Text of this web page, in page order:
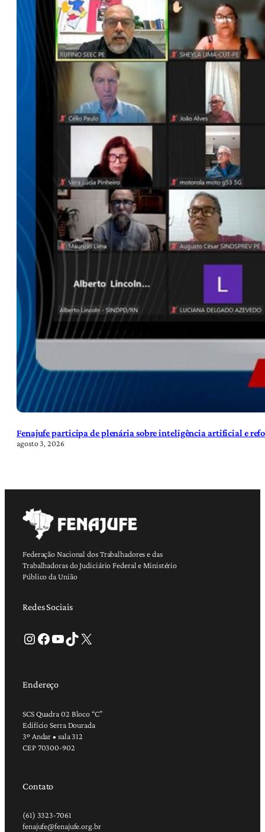
Fenajufe participa de plenária sobre inteligência artificial e
agosto 3, 2026
Federação Nacional dos Trabalhadores e das
Trabalhadoras do Judiciário Federal e Ministério
Público da União
Redes Sociais
Instagram Facebook Youtube TikTok X
Endereço
SCS Quadra 02 Bloco “C”
Edifício Serra Dourada
3º Andar • sala 312
CEP 70300-902
Contato
(61) 3323-7061
fenajufe@fenajufe.org.br